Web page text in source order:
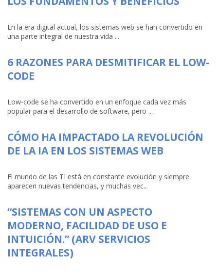
En la era digital actual, los sistemas web se han convertido en
una parte integral de nuestra vida ...
6 RAZONES PARA DESMITIFICAR EL LOW-
CODE
Low-code se ha convertido en un enfoque cada vez más
popular para el desarrollo de software, pero ...
CÓMO HA IMPACTADO LA REVOLUCIÓN
DE LA IA EN LOS SISTEMAS WEB
El mundo de las TI está en constante evolución y siempre
aparecen nuevas tendencias, y muchas vec...
“SISTEMAS CON UN ASPECTO
MODERNO, FACILIDAD DE USO E
INTUICIÓN.” (ARV SERVICIOS
INTEGRALES)